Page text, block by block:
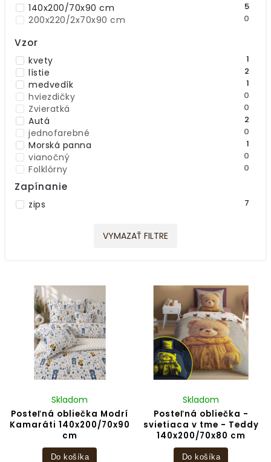
140x200/70x90 cm 5
200x220/2x70x90 cm 0
Vzor
kvety 1
lístie 2
medvedík 1
hviezdičky 0
Zvieratká 0
Autá 2
jednofarebné 0
Morská panna 1
vianočný 0
Folklórny 0
Geometrický
Prúžok
Zapínanie
zips 7
VYMAZAŤ FILTRE
Posteľná obliečka Modrí
Kamaráti 140x200/70x90
cm
Skladom
Do košíka
Posteľná obliečka -
svietiaca v tme - Teddy
140x200/70x80 cm
Skladom
Do košíka